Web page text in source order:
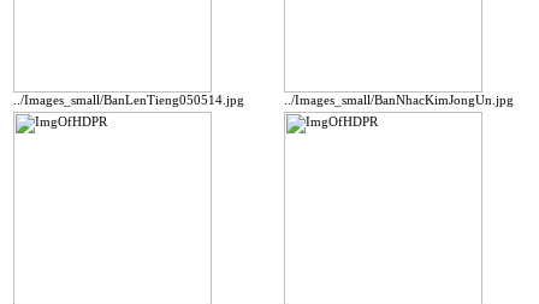
../Images_small/BanLenTieng050514.jpg ../Images_small/BanNhacKimJongUn.jpg